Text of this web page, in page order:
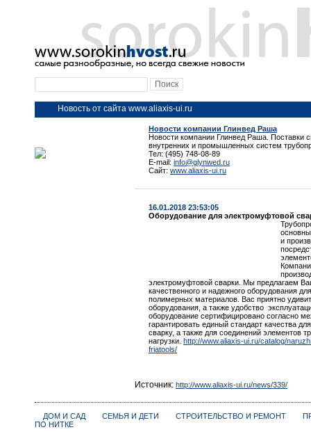
Новость от сайта www.aliaxis-ui.ru
Новости компании Глинвед Раша
Новости компании Глинвед Раша. Поставки
внутренних и промышленных систем
Тел: (495) 748-08-89
E-mail: info@glynwed.ru
Сайт: www.aliaxis-ui.ru
16.01.2018 23:53:05
Оборудование для электромуфтовой
и
электромуфтовой сварки. Мы предлагаем
качественного и надежного оборудования
полимерных материалов. Вас приятно
оборудования, а также удобство
оборудование сертифицировано согласно
гарантировать единый стандарт качества
сварку, а также для соединений элементов
нагрузки. http://www.aliaxis-ui.ru/catalog/
friatools/
Источник: http://www.aliaxis-ui.ru/news/339/
ДОМ И САД СЕМЬЯ И ДЕТИ СТРОИТЕЛЬСТВО И РЕМОНТ
ПО НИТКЕ